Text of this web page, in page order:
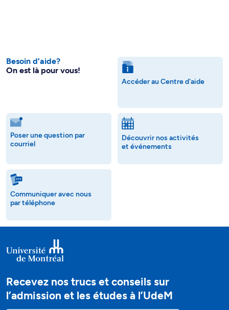
Besoin d’aide?
On est là pour vous!
Accéder au Centre d'aide
Poser une question par
courriel
Découvrir nos activités
et événements
Communiquer avec nous
par téléphone
Recevez nos trucs et conseils sur
l’admission et les études à l’UdeM